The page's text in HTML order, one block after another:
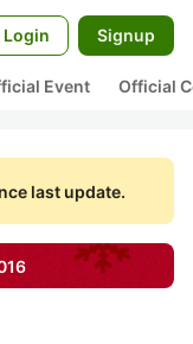
Login Signup
Event Official
last update.